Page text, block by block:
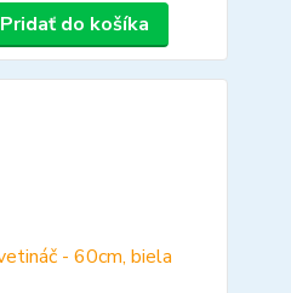
Pridať do košíka